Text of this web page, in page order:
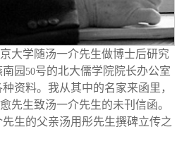
大学随汤一介先生做博士后研究
园 50号的北大儒学院院长办公室
资料。我从其中的名家来函里，
先生致汤一介先生的未刊信函。
生的父亲汤用彤先生撰碑立传之